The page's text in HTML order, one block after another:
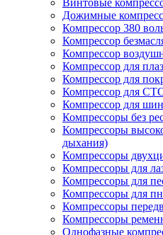
Винтовые
Дожимные
Компрессор 380
Компрессор
Компрессор
Компрессор для
Компрессор для
Компрессор для
Компрессор для
Компрессоры без
Компрессоры
дыхания)
Компрессоры
Компрессоры для
Компрессоры для
Компрессоры для
Компрессоры
Компрессоры
Однофазные